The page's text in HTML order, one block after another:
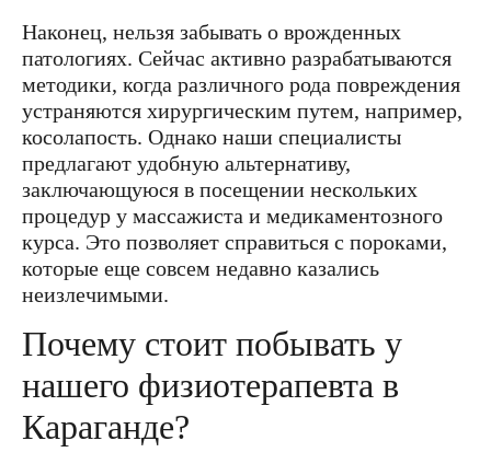
Наконец, нельзя забывать о врожденных
патологиях. Сейчас активно разрабатываются
методики, когда различного рода повреждения
устраняются хирургическим путем, например,
косолапость. Однако наши специалисты
предлагают удобную альтернативу,
заключающуюся в посещении нескольких
процедур у массажиста и медикаментозного
курса. Это позволяет справиться с пороками,
которые еще совсем недавно казались
неизлечимыми.
Почему стоит побывать у
нашего физиотерапевта в
Караганде?